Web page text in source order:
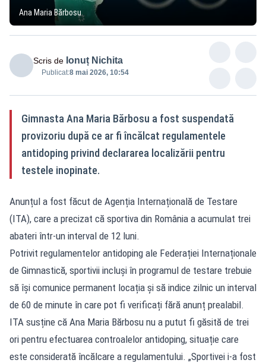
Ana Maria Bărbosu
Scris de Ionuț Nichita
Publicat:8 mai 2026, 10:54
Gimnasta Ana Maria Bărbosu a fost suspendată
provizoriu după ce ar fi încălcat regulamentele
antidoping privind declararea localizării pentru
testele inopinate.
Anunțul a fost făcut de Agenția Internațională de Testare
(ITA), care a precizat că sportiva din România a acumulat trei
abateri într-un interval de 12 luni.
Potrivit regulamentelor antidoping ale Federației Internaționale
de Gimnastică, sportivii incluși în programul de testare trebuie
să își comunice permanent locația și să indice zilnic un interval
de 60 de minute în care pot fi verificați fără anunț prealabil.
ITA susține că Ana Maria Bărbosu nu a putut fi găsită de trei
ori pentru efectuarea controalelor antidoping, situație care
este considerată încălcare a regulamentului. „Sportivei i-a fost